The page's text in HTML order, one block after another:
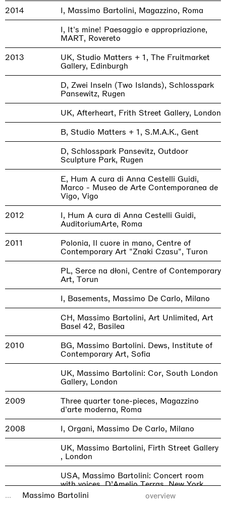
2014
I, Massimo Bartolini, Magazzino, Roma
I, It's mine! Paesaggio e appropriazione,
MART, Rovereto
2013
UK, Studio Matters + 1, The Fruitmarket
Gallery, Edinburgh
D, Zwei Inseln (Two Islands), Schlosspark
Pansewitz, Rugen
UK, Afterheart, Frith Street Gallery, London
B, Studio Matters + 1, S.M.A.K., Gent
D, Schlosspark Pansevitz, Outdoor
Sculpture Park, Rugen
E, Hum A cura di Anna Cestelli Guidi,
Marco - Museo de Arte Contemporanea de
Vigo, Vigo
2012
I, Hum A cura di Anna Cestelli Guidi,
AuditoriumArte, Roma
2011
Polonia, Il cuore in mano, Centre of
Contemporary Art "Znaki Czasu", Turon
PL, Serce na dłoni, Centre of Contemporary
Art, Torun
I, Basements, Massimo De Carlo, Milano
CH, Massimo Bartolini, Art Unlimited, Art
Basel 42, Basilea
2010
BG, Massimo Bartolini. Dews, Institute of
Contemporary Art, Sofia
UK, Massimo Bartolini: Cor, South London
Gallery, London
2009
Three quarter tone-pieces, Magazzino
d'arte moderna, Roma
2008
I, Organi, Massimo De Carlo, Milano
UK, Massimo Bartolini, Firth Street Gallery
, London
USA, Massimo Bartolini: Concert room
with voices, D’Amelio Terras, New York
... Massimo Bartolini overview